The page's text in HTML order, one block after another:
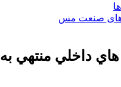
صنعت مس
داخلي منتهي به